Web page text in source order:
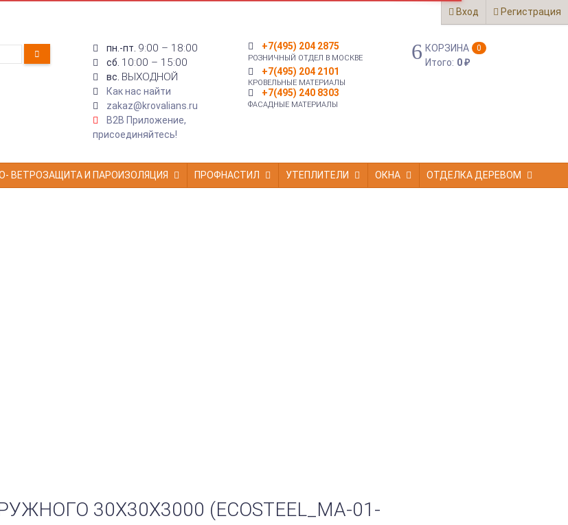
Вход Регистрация
пн.-пт. 9:00 – 18:00
сб. 10:00 – 15:00
вс. ВЫХОДНОЙ
Как нас найти
zakaz@krovalians.ru
B2B Приложение,
присоединяйтесь!
+7(495) 204 2875
РОЗНИЧНЫЙ ОТДЕЛ В МОСКВЕ
+7(495) 204 2101
КРОВЕЛЬНЫЕ МАТЕРИАЛЫ
+7(495) 240 8303
ФАСАДНЫЕ МАТЕРИАЛЫ
КОРЗИНА 0
Итого: 0₽
ВЕТРОЗАЩИТА И ПАРОИЗОЛЯЦИЯ ПРОФНАСТИЛ УТЕПЛИТЕЛИ ОКНА ОТДЕЛКА ДЕРЕВОМ
30Х30Х3000 (ECOSTEEL_MA-01-